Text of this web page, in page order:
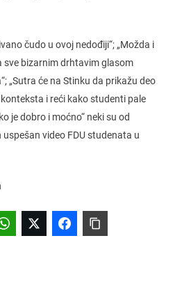
čudo u ovoj nedođiji“; „Možda i
sve bizarnim drhtavim glasom
„Sutra će na Stinku da prikažu deo
i reći kako studenti pale
je dobro i moćno“ neki su od
video FDU studenata u